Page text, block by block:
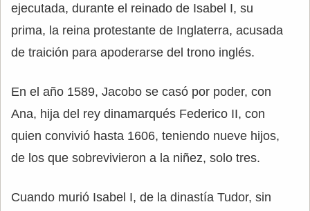
ejecutada, durante el reinado de Isabel I, su
prima, la reina protestante de Inglaterra, acusada
de traición para apoderarse del trono inglés.
En el año 1589, Jacobo se casó por poder, con
Ana, hija del rey dinamarqués Federico II, con
quien convivió hasta 1606, teniendo nueve hijos,
de los que sobrevivieron a la niñez, solo tres.
Cuando murió Isabel I, de la dinastía Tudor, sin